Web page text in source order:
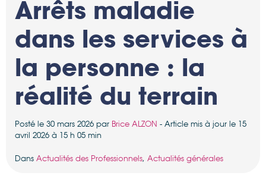
Arrêts maladie
dans les services à
la personne : la
réalité du terrain
Posté le 30 mars 2026 par Brice ALZON - Article mis à jour le 15
avril 2026 à 15 h 05 min
Dans Actualités des Professionnels, Actualités générales